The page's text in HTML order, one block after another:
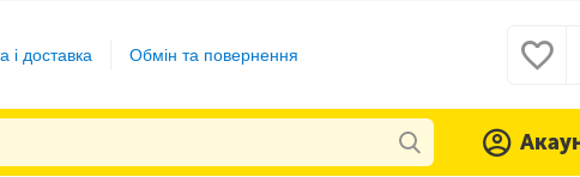
і доставка Обмін та повернення